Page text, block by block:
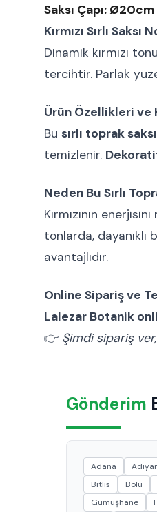
Saksı Çapı:
Kırmızı Sırlı
Dinamik kırmızı
tercihtir. Parlak
Ürün Özellikleri ve
Bu sırlı toprak saksı
temizlenir.
Neden Bu Sırlı
Kırmızının
tonlarda, dayanıklı
avantajlıdır.
Online Sipariş ve
Lalezar Botanik
👉 Şimdi sipariş ver,
Gönderim
Adana
Bitlis
Bolu
Gümüşhane